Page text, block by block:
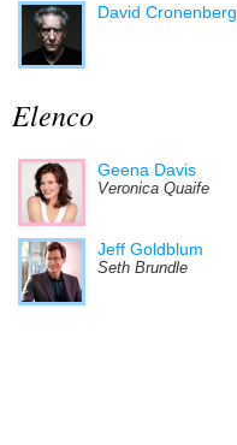
David Cronenberg
Elenco
Geena Davis
Veronica Quaife
Jeff Goldblum
Seth Brundle